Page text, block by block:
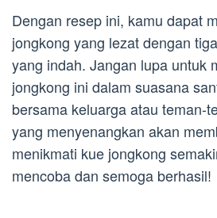
Dengan resep ini, kamu dapat
jongkong yang lezat dengan
yang indah. Jangan lupa untuk
jongkong ini dalam suasana
bersama keluarga atau teman-
yang menyenangkan akan
menikmati kue jongkong
mencoba dan semoga berhasil!